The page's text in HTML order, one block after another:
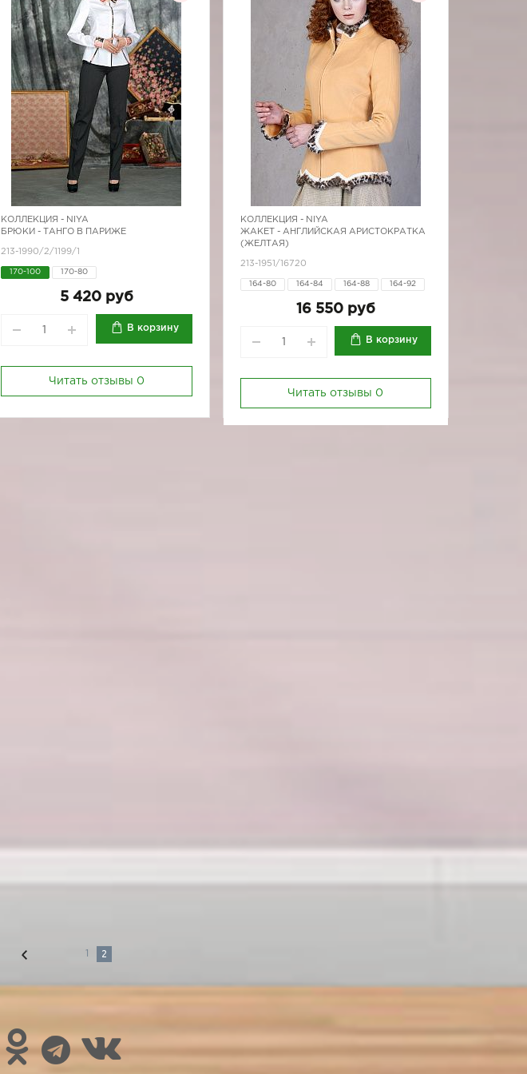
КОЛЛЕКЦИЯ - NIYA
БРЮКИ - ТАНГО В ПАРИЖЕ
213-1990/2/1199/1
170-100 170-80
5 420 руб
В корзину
Читать отзывы 0
КОЛЛЕКЦИЯ - NIYA
ЖАКЕТ - АНГЛИЙСКАЯ АРИСТОКРАТКА
(ЖЕЛТАЯ)
213-1951/16720
164-80 164-84 164-88 164-92
16 550 руб
В корзину
Читать отзывы 0
2